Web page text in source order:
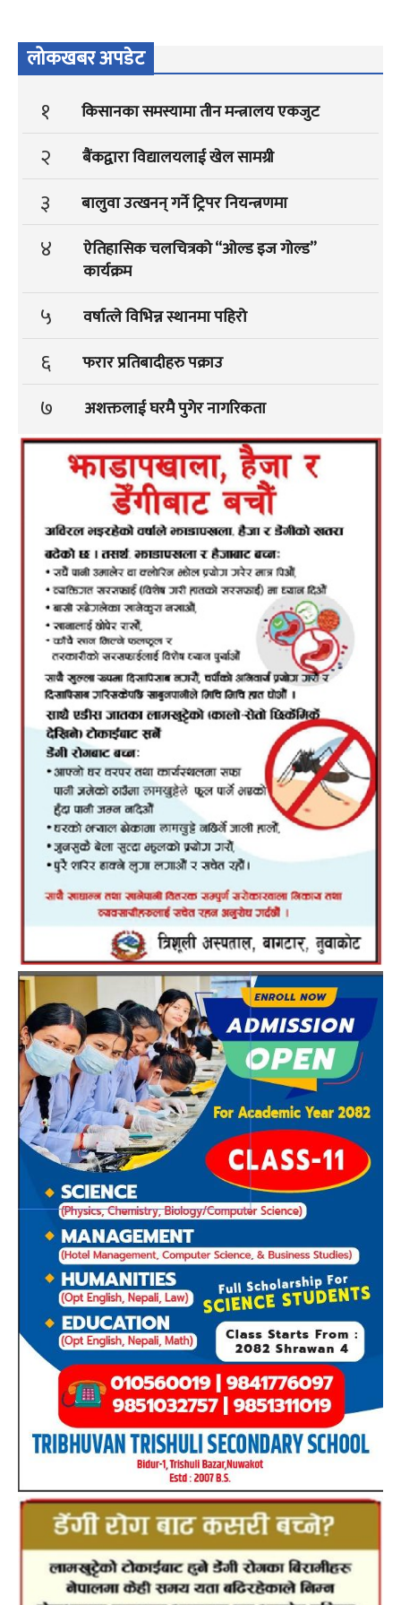
लोकखबर अपडेट
१ किसानका समस्यामा तीन मन्त्रालय एकजुट
२ बैंकद्वारा विद्यालयलाई खेल सामग्री
३ बालुवा उत्खनन् गर्ने ट्रिपर नियन्त्रणमा
४
ऐतिहासिक चलचित्रको “ओल्ड इज गोल्ड”
कार्यक्रम
५ वर्षात्ले विभिन्न स्थानमा पहिरो
६ फरार प्रतिबादीहरु पक्राउ
७ अशक्तलाई घरमै पुगेर नागरिकता